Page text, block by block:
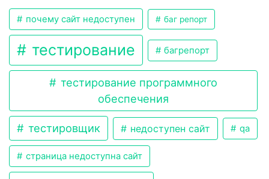
почему сайт недоступен баг репорт
тестирование багрепорт
тестирование программного
обеспечения
тестировщик недоступен сайт qa
страница недоступна сайт